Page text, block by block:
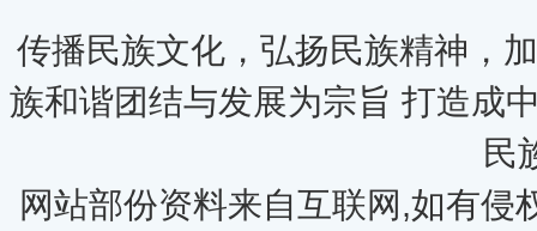
传播民族文化，弘扬民族精神，
族和谐团结与发展为宗旨 打造成
民
网站部份资料来自互联网,如有